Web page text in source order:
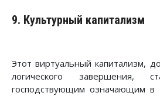
9. Культурный капитализм
Этот виртуальный капитализм,
логического завершения,
господствующим означающим